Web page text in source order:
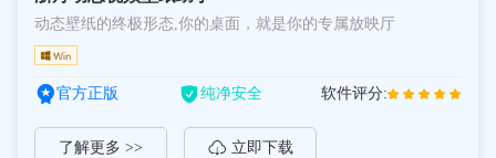
动态壁纸的终极形态,你的桌面，就是你的专属放映厅
官方正版 纯净安全 软件评分:
了解更多 >> 立即下载